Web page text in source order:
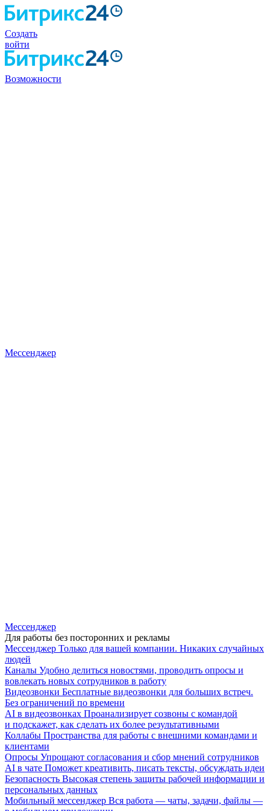
Создать
войти
Возможности
Мессенджер
Мессенджер
Для работы без посторонних и рекламы
Мессенджер Только для вашей компании. Никаких случайных
людей
Каналы Удобно делиться новостями, проводить опросы и
вовлекать новых сотрудников в работу
Видеозвонки Бесплатные видеозвонки для больших встреч.
Без ограничений по времени
AI в видеозвонках Проанализирует созвоны с командой
и подскажет, как сделать их более результативными
Коллабы Пространства для работы с внешними командами и
клиентами
Опросы Упрощают согласования и сбор мнений сотрудников
AI в чате Поможет креативить, писать тексты, обсуждать идеи
Безопасность Высокая степень защиты рабочей информации и
персональных данных
Мобильный мессенджер Вся работа — чаты, задачи, файлы —